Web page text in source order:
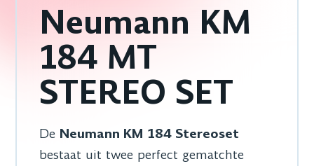
Neumann KM
184 MT
STEREO SET
De Neumann KM 184 Stereoset
bestaat uit twee perfect gematchte